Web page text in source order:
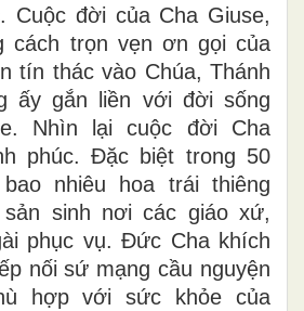
Cuộc đời của Cha Giuse,
cách trọn vẹn ơn gọi của
tín thác vào Chúa, Thánh
ấy gắn liền với đời sống
Nhìn lại cuộc đời Cha
phúc. Đặc biệt trong 50
nhiêu hoa trái thiêng
sinh nơi các giáo xứ,
phục vụ. Đức Cha khích
nối sứ mạng cầu nguyện
hợp với sức khỏe của